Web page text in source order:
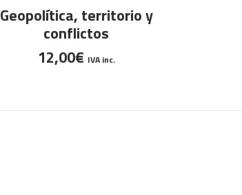
AÑADIR AL CARRITO
Geopolítica, territorio y
conflictos
12,00€ IVA inc.